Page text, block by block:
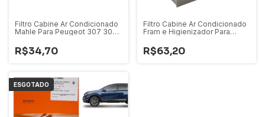
Filtro Cabine Ar Condicionado
Mahle Para Peugeot 307 308
2020 C2 C3 C4
R$34,70
Filtro Cabine Ar Condicionado
Fram e Higienizador Para
Diante Crv 2007 a 2011
R$63,20
ESGOTADO